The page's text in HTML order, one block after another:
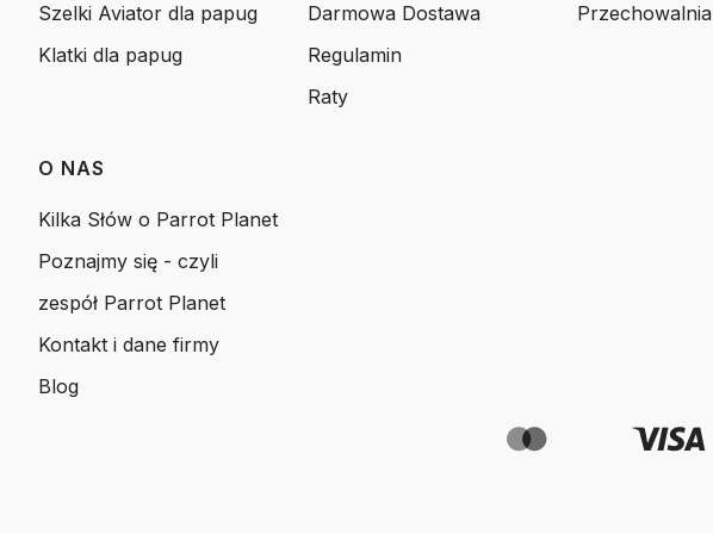
Szelki Aviator dla papug
Klatki dla papug
Darmowa Dostawa
Regulamin
Raty
Przechowalnia
O NAS
Kilka Słów o Parrot Planet
Poznajmy się - czyli
zespół Parrot Planet
Kontakt i dane firmy
Blog